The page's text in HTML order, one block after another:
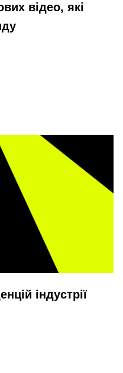
відео, які
індустрії